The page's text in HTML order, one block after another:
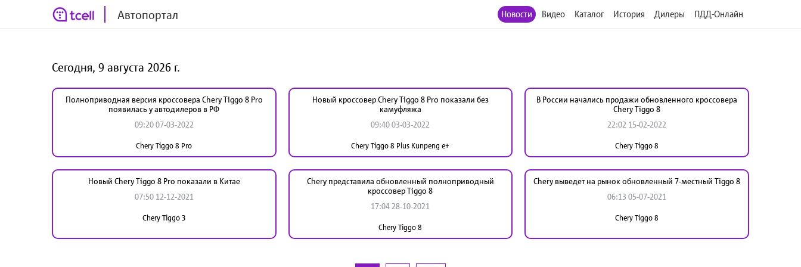
Автопортал Новости Видео Каталог История Дилеры ПДД-Онлайн
Сегодня, 9 августа 2026 г.
Полноприводная версия кроссовера Chery Tiggo 8 Pro
появилась у автодилеров в РФ
09:20 07-03-2022
Chery Tiggo 8 Pro
Новый кроссовер Chery Tiggo 8 Pro показали без
камуфляжа
09:40 03-03-2022
Chery Tiggo 8 Plus Kunpeng e+
В России начались продажи обновленного кроссовера
Chery Tiggo 8
22:02 15-02-2022
Chery Tiggo 8
Новый Chery Tiggo 8 Pro показали в Китае
07:50 12-12-2021
Chery Tiggo 3
Chery представила обновленный полноприводный
кроссовер Tiggo 8
17:04 28-10-2021
Chery Tiggo 8
Chery выведет на рынок обновленный 7-местный Tiggo 8
06:13 05-07-2021
Chery Tiggo 8